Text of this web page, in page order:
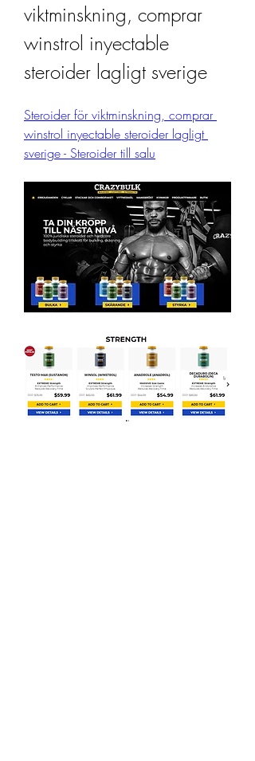
viktminskning, comprar
winstrol inyectable
steroider lagligt sverige
Steroider för viktminskning, comprar
winstrol inyectable steroider lagligt
sverige - Steroider till salu